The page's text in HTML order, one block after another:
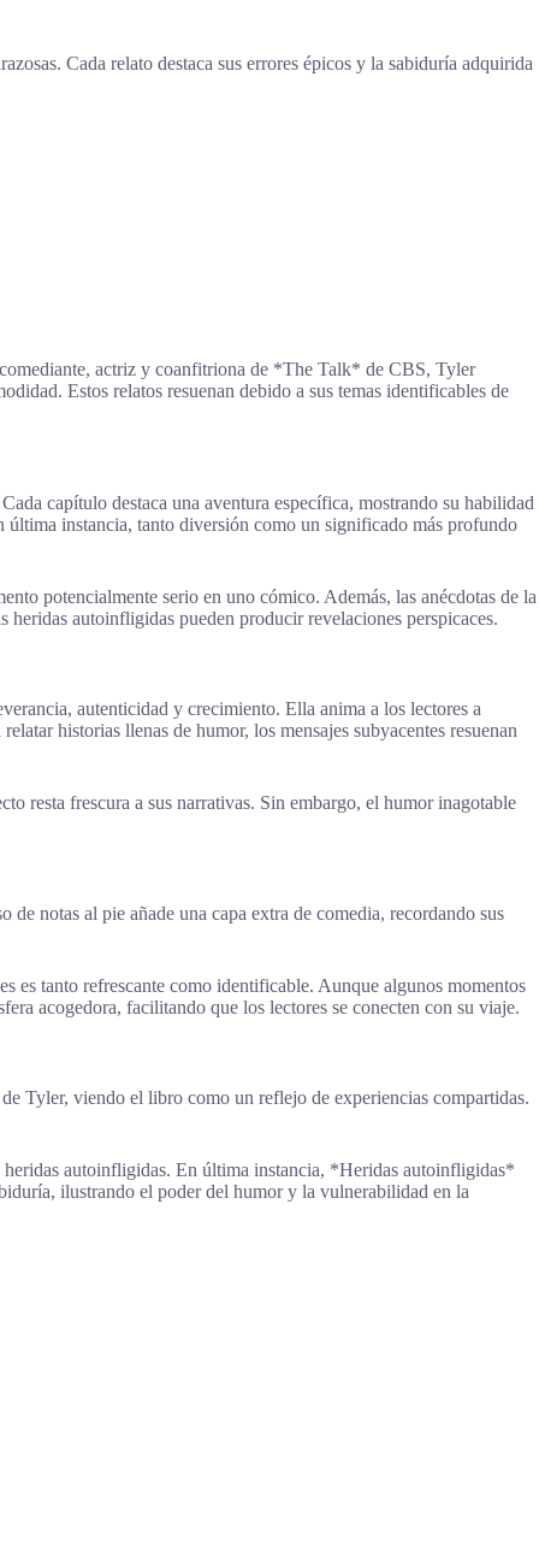
Cada relato destaca sus errores épicos y la sabiduría adquirida
actriz y coanfitriona de *The Talk* de CBS, Tyler
Estos relatos resuenan debido a sus temas identificables de
capítulo destaca una aventura específica, mostrando su habilidad
última instancia, tanto diversión como un significado más profundo
potencialmente serio en uno cómico. Además, las anécdotas de la
autoinfligidas pueden producir revelaciones perspicaces.
autenticidad y crecimiento. Ella anima a los lectores a
historias llenas de humor, los mensajes subyacentes resuenan
resta frescura a sus narrativas. Sin embargo, el humor inagotable
notas al pie añade una capa extra de comedia, recordando sus
es tanto refrescante como identificable. Aunque algunos momentos
acogedora, facilitando que los lectores se conecten con su viaje.
Tyler, viendo el libro como un reflejo de experiencias compartidas.
heridas autoinfligidas. En última instancia, *Heridas autoinfligidas*
ilustrando el poder del humor y la vulnerabilidad en la